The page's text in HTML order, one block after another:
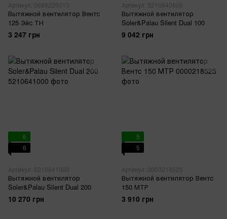
Артикул: 0688226013
Вытяжной вентилятор Вентс
125 Эйс ТН
3 247 грн
Артикул: 5210640600
Вытяжной вентилятор
Soler&Palau Silent Dual 100
9 042 грн
6
6
Артикул: 5210641000
Вытяжной вентилятор
Soler&Palau Silent Dual 200
10 270 грн
5
5
Артикул: 0000218525
Вытяжной вентилятор Вентс
150 МТР
3 910 грн